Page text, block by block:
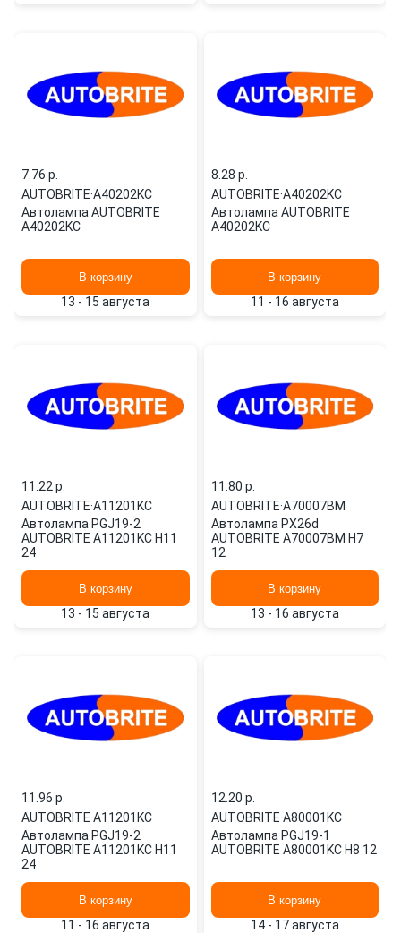
7.76 p.
AUTOBRITE·A40202KC
Автолампа AUTOBRITE
A40202KC
В корзину
13 - 15 августа
8.28 p.
AUTOBRITE·A40202KC
Автолампа AUTOBRITE
A40202KC
В корзину
11 - 16 августа
11.22 p.
AUTOBRITE·A11201KC
Автолампа PGJ19-2
AUTOBRITE A11201KC H11
24
В корзину
13 - 15 августа
11.80 p.
AUTOBRITE·A70007BM
Автолампа PX26d
AUTOBRITE A70007BM H7
12
В корзину
13 - 16 августа
11.96 p.
AUTOBRITE·A11201KC
Автолампа PGJ19-2
AUTOBRITE A11201KC H11
24
В корзину
11 - 16 августа
12.20 p.
AUTOBRITE·A80001KC
Автолампа PGJ19-1
AUTOBRITE A80001KC H8 12
В корзину
14 - 17 августа